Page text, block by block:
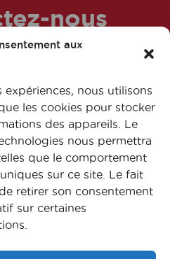
aux
nous utilisons
les cookies pour stocker
des appareils. Le
nous permettra
que le comportement
sur ce site. Le fait
retirer son consentement
sur certaines
nous
!